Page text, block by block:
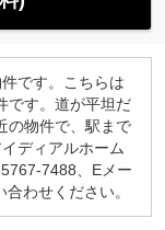
です。こちらは
です。道が平坦だ
の物件で、駅まで
ディアルホーム
7488、Eメー
わせください。